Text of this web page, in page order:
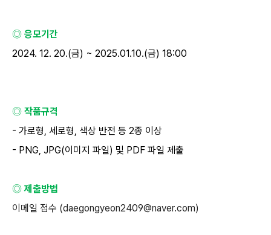
◎ 응모기간
2024. 12. 20.(금) ~ 2025.01.10.(금) 18:00
◎ 작품규격
- 가로형, 세로형, 색상 반전 등 2종 이상
- PNG, JPG(이미지 파일) 및 PDF 파일 제출
◎ 제출방법
이메일 접수 (daegongyeon2409@naver.com)